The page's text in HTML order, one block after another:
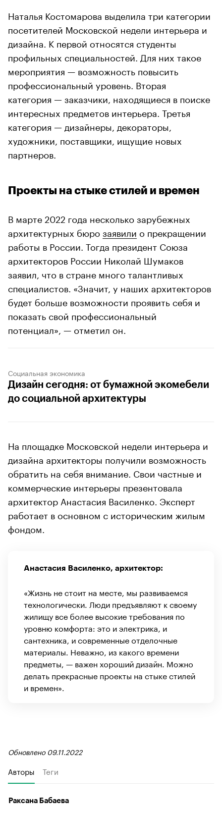
Наталья Костомарова выделила три категории
посетителей Московской недели интерьера и
дизайна. К первой относятся студенты
профильных специальностей. Для них такое
мероприятия — возможность повысить
профессиональный уровень. Вторая
категория — заказчики, находящиеся в поиске
интересных предметов интерьера. Третья
категория — дизайнеры, декораторы,
художники, поставщики, ищущие новых
партнеров.
Проекты на стыке стилей и времен
В марте 2022 года несколько зарубежных
архитектурных бюрозаявили о прекращении
работы в России. Тогда президент Союза
архитекторов России Николай Шумаков
заявил, что в стране много талантливых
специалистов. «Значит, у наших архитекторов
будет больше возможности проявить себя и
показать свой профессиональный
потенциал», — отметил он.
Социальная экономика
Дизайн сегодня: от бумажной экомебели
до социальной архитектуры
На площадке Московской недели интерьера и
дизайна архитекторы получили возможность
обратить на себя внимание. Свои частные и
коммерческие интерьеры презентовала
архитектор Анастасия Василенко. Эксперт
работает в основном с историческим жилым
фондом.
Анастасия Василенко, архитектор:
«Жизнь не стоит на месте, мы развиваемся
технологически. Люди предъявляют к своему
жилищу все более высокие требования по
уровню комфорта: это и электрика, и
сантехника, и современные отделочные
материалы. Неважно, из какого времени
предметы, — важен хороший дизайн. Можно
делать прекрасные проекты на стыке стилей
и времен».
Обновлено 09.11.2022
Авторы Теги
Раксана Бабаева